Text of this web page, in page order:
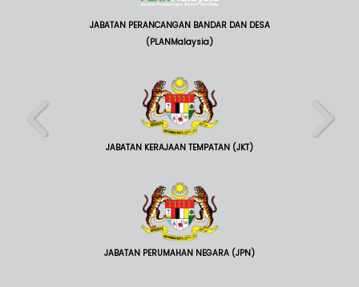
JABATAN PERANCANGAN BANDAR DAN DESA
(PLANMalaysia)
JABATAN KERAJAAN TEMPATAN (JKT)
JABATAN PERUMAHAN NEGARA (JPN)